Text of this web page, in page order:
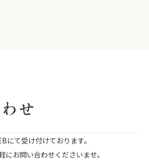
せ
にて受け付けております。
にお問い合わせくださいませ。